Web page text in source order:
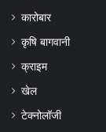
कारोबार
कृषि बागवानी
क्राइम
खेल
टेक्नोलॉजी